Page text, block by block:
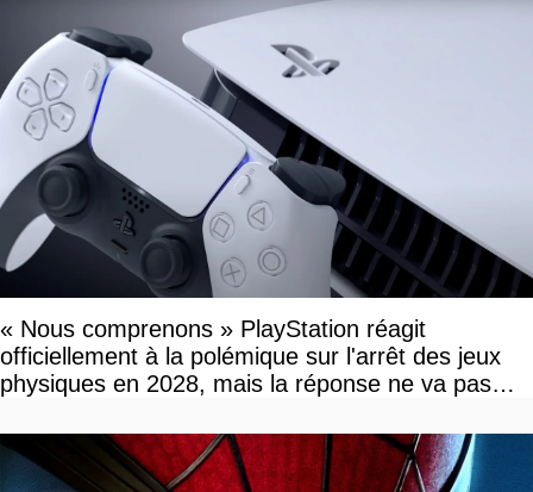
« Nous comprenons » PlayStation réagit
officiellement à la polémique sur l'arrêt des jeux
physiques en 2028, mais la réponse ne va pas